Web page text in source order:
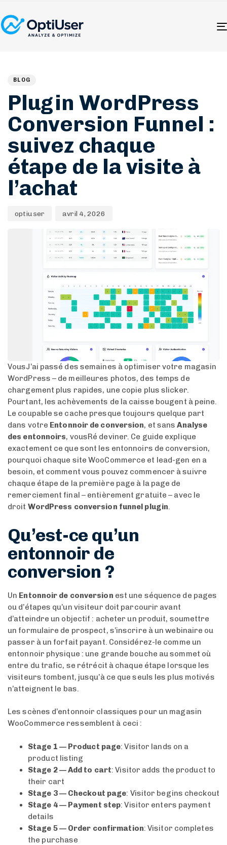
BLOG
Plugin WordPress
Conversion Funnel :
suivez chaque
étape de la visite à
l’achat
optiuser avril 4, 2026
VousJ’ai passé des semaines à optimiser votre magasin
WordPress – de meilleures photos, des temps de
chargement plus rapides, une copie plus slicker.
Pourtant, les achèvements de la caisse bougent à peine.
Le coupable se cache presque toujours quelque part
dans votre Entonnoir de conversion, et sansAnalyse
des entonnoirs, vousRé deviner. Ce guide explique
exactement ce que sont les entonnoirs de conversion,
pourquoi chaque site WooCommerce et lead-gen en a
besoin, et comment vous pouvez commencer à suivre
chaque étape de la première page à la page de
remerciement final – entièrement gratuite – avec le
droit WordPress conversion funnel plugin.
Qu’est-ce qu’un
entonnoir de
conversion ?
Un Entonnoir de conversion est une séquence de pages
ou d’étapes qu’un visiteur doit parcourir avant
d’atteindre un objectif : acheter un produit, soumettre
un formulaire de prospect, s’inscrire à un webinaire ou
passer à un forfait payant. Considérez-le comme un
entonnoir physique : une grande bouche au sommet où
entre du trafic, se rétrécit à chaque étape lorsque les
visiteurs tombent, jusqu’à ce que seuls les plus motivés
n’atteignent le bas.
Les scènes d’entonnoir classiques pour un magasin
WooCommerce ressemblent à ceci :
Stage 1 — Product page: Visitor lands on a
product listing
Stage 2 — Add to cart: Visitor adds the product to
their cart
Stage 3 — Checkout page: Visitor begins checkout
Stage 4 — Payment step: Visitor enters payment
details
Stage 5 — Order confirmation: Visitor completes
the purchase